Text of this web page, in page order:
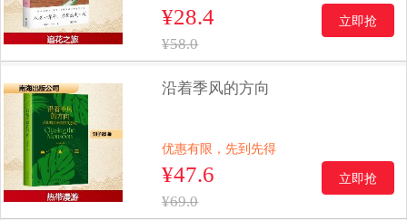
¥28.4
¥58.0
立即抢
沿着季风的方向
优惠有限，先到先得
¥47.6
¥69.0
立即抢